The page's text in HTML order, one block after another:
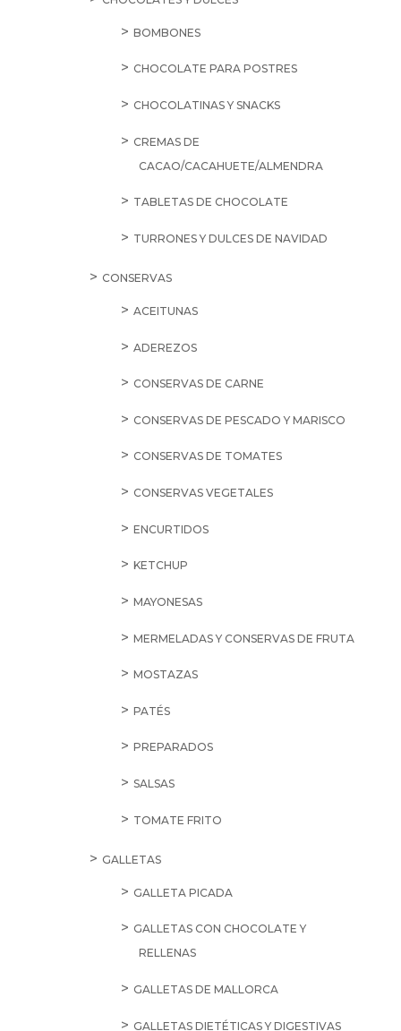
BOMBONES
CHOCOLATE PARA POSTRES
CHOCOLATINAS Y SNACKS
CREMAS DE
CACAO/CACAHUETE/ALMENDRA
TABLETAS DE CHOCOLATE
TURRONES Y DULCES DE NAVIDAD
CONSERVAS
ACEITUNAS
ADEREZOS
CONSERVAS DE CARNE
CONSERVAS DE PESCADO Y MARISCO
CONSERVAS DE TOMATES
CONSERVAS VEGETALES
ENCURTIDOS
KETCHUP
MAYONESAS
MERMELADAS Y CONSERVAS DE FRUTA
MOSTAZAS
PATÉS
PREPARADOS
SALSAS
TOMATE FRITO
GALLETAS
GALLETA PICADA
GALLETAS CON CHOCOLATE Y
RELLENAS
GALLETAS DE MALLORCA
GALLETAS DIETÉTICAS Y DIGESTIVAS